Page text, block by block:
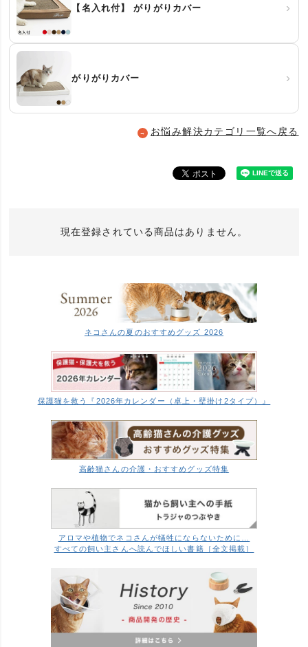
【名入れ付】 がりがりカバー ›
がりがりカバー ›
→ お悩み解決カテゴリ一覧へ戻る
現在登録されている商品はありません。
ネコさんの夏のおすすめグッズ 2026
保護猫を救う『2026年カレンダー（卓上・壁掛け2タイプ）』
高齢猫さんの介護・おすすめグッズ特集
アロマや植物でネコさんが犠牲にならないために…
すべての飼い主さんへ読んでほしい書籍［全文掲載］